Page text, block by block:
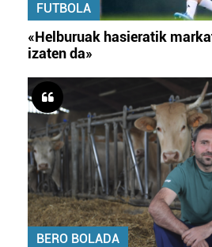
FUTBOLA
«Helburuak hasieratik
izaten da»
BERO BOLADA